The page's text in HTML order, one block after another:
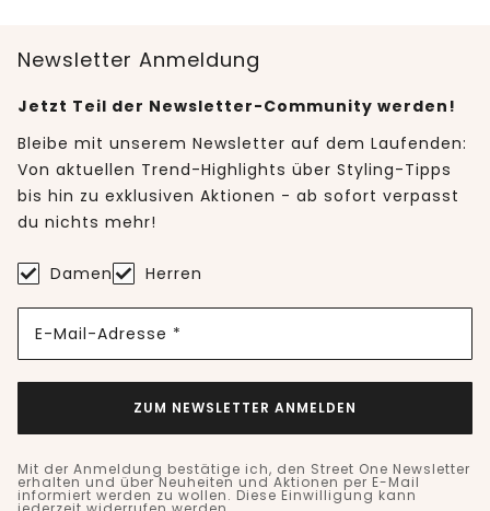
Newsletter Anmeldung
Jetzt Teil der Newsletter-Community werden!
Bleibe mit unserem Newsletter auf dem Laufenden:
Von aktuellen Trend-Highlights über Styling-Tipps
bis hin zu exklusiven Aktionen - ab sofort verpasst
du nichts mehr!
Damen Herren
E-Mail-Adresse *
ZUM NEWSLETTER ANMELDEN
Mit der Anmeldung bestätige ich, den Street One Newsletter
erhalten und über Neuheiten und Aktionen per E-Mail
informiert werden zu wollen. Diese Einwilligung kann